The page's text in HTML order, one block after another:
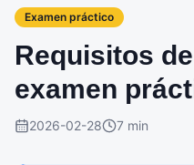
Examen práctico
Requisitos
examen
2026-02-28 7 min